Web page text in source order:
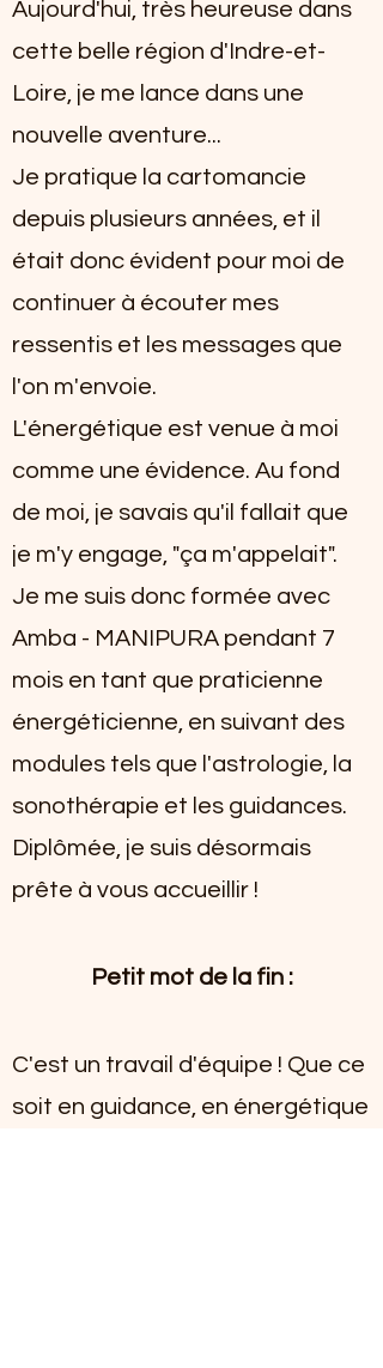
Aujourd'hui, très heureuse dans
cette belle région d'Indre-et-
Loire, je me lance dans une
nouvelle aventure...
Je pratique la cartomancie
depuis plusieurs années, et il
était donc évident pour moi de
continuer à écouter mes
ressentis et les messages que
l'on m'envoie.
L'énergétique est venue à moi
comme une évidence. Au fond
de moi, je savais qu'il fallait que
je m'y engage, "ça m'appelait".
Je me suis donc formée avec
Amba - MANIPURA pendant 7
mois en tant que praticienne
énergéticienne, en suivant des
modules tels que l'astrologie, la
sonothérapie et les guidances.
Diplômée, je suis désormais
prête à vous accueillir !
Petit mot de la fin :
C'est un travail d'équipe ! Que ce
soit en guidance, en énergétique